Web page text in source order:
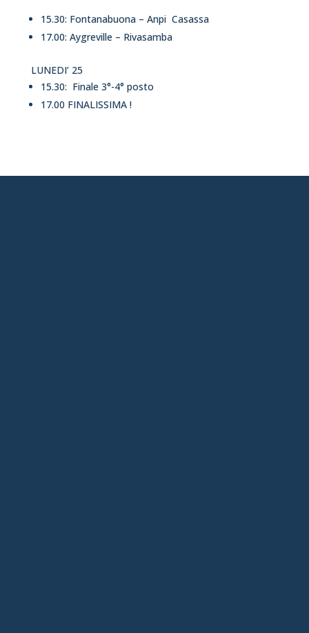
15.30: Fontanabuona – Anpi Casassa
17.00: Aygreville – Rivasamba
LUNEDI’ 25
15.30: Finale 3°-4° posto
17.00 FINALISSIMA !